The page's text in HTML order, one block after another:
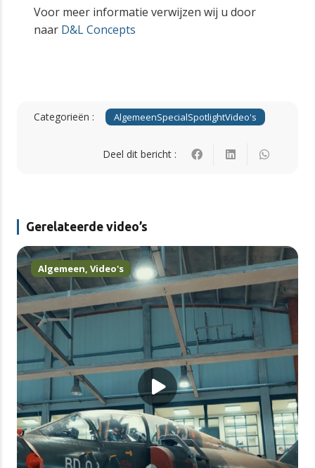
Voor meer informatie verwijzen wij u door
naar D&L Concepts
Categorieën : AlgemeenSpecialSpotlightVideo's
Deel dit bericht :
Gerelateerde video’s
Algemeen, Video's